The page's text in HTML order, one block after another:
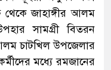
থেকে জাহাঙ্গীর আলম
সামগ্রী বিতরন
চাটখিল উপজেলার
মধ্যে রমজানের